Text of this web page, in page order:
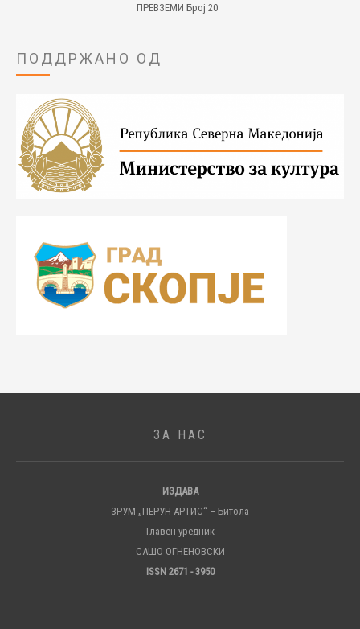
ПРЕВЗЕМИ Број 20
ПОДДРЖАНО ОД
ЗА НАС
ИЗДАВА
ЗРУМ „ПЕРУН АРТИС“ – Битола
Главен уредник
САШО ОГНЕНОВСКИ
ISSN 2671 - 3950